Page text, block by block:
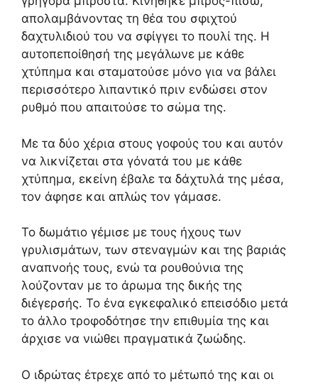
απολαμβάνοντας τη θέα του σφιχτού
δαχτυλιδιού του να σφίγγει το πουλί της. Η
αυτοπεποίθησή της μεγάλωνε με κάθε
χτύπημα και σταματούσε μόνο για να βάλει
περισσότερο λιπαντικό πριν ενδώσει στον
ρυθμό που απαιτούσε το σώμα της.
Με τα δύο χέρια στους γοφούς του και αυτόν
να λικνίζεται στα γόνατά του με κάθε
χτύπημα, εκείνη έβαλε τα δάχτυλά της μέσα,
τον άφησε και απλώς τον γάμασε.
Το δωμάτιο γέμισε με τους ήχους των
γρυλισμάτων, των στεναγμών και της βαριάς
αναπνοής τους, ενώ τα ρουθούνια της
λούζονταν με το άρωμα της δικής της
διέγερσής. Το ένα εγκεφαλικό επεισόδιο μετά
το άλλο τροφοδότησε την επιθυμία της και
άρχισε να νιώθει πραγματικά ζωώδης.
Ο ιδρώτας έτρεχε από το μέτωπό της και οι